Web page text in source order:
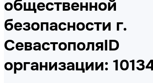
общественной
безопасности г.
СевастополяID
организации: